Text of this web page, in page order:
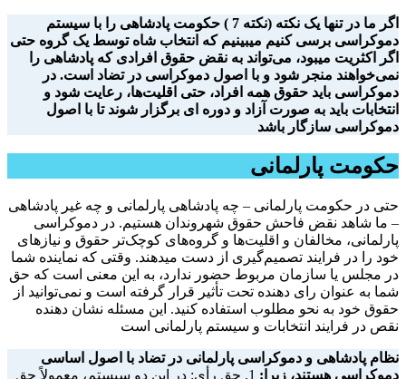
اگر ما در تنها یک نکته (نکته 7 ) حکومت پادشاهی را با سیستم
دموکراسی برسی کنیم میبینیم که انتخاب شاه توسط یک گروه حتی
اگر اکثریت میبود، می‌تواند به نقض حقوق افرادی که پادشاهی را
نمی‌خواهند منجر شود و با اصول دموکراسی در تضاد است. در
دموکراسی باید حقوق همه افراد، حتی اقلیت‌ها، رعایت شود و
انتخابات باید به صورت آزاد و دوره ای برگزار شوند تا با اصول
دموکراسی سازگار باشد
حکومت پارلمانی
حتی در حکومت پارلمانی – چه پادشاهی پارلمانی و چه غیر پادشاهی
– ما شاهد نقض فاحش حقوق شهروندان هستیم. در دموکراسی
پارلمانی، مخالفان و اقلیت‌ها و گروه‌های کوچک‌تر حقوق و نیازهای
خود را در فرایند تصمیم‌گیری از دست میدهند. وقتی که نماینده شما
در مجلس یا سازمان مربوط حضور ندارد، به این معنی است که حق
شما به عنوان رای دهنده تحت تأثیر قرار گرفته است و نمی‌توانید از
حقوق خود به نحو مطلوب استفاده کنید. این مسئله نشان‌ دهنده
نقص در فرایند انتخابات و سیستم پارلمانی است
نظام پادشاهی و دموکراسی پارلمانی در تضاد با اصول اساسی
دموکراسی هستند، زیرا:
1. حق رأی: در این دو سیستم، معمولاً حق